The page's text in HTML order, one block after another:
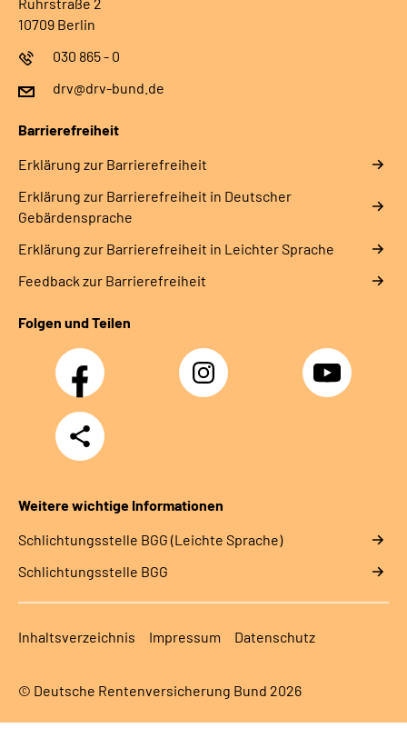
10709 Berlin
030 865 - 0
drv@drv-bund.de
Barrierefreiheit
Erklärung zur Barrierefreiheit
Erklärung zur Barrierefreiheit in Deutscher
Gebärdensprache
Erklärung zur Barrierefreiheit in Leichter Sprache
Feedback zur Barrierefreiheit
Folgen und Teilen
Facebook Instagram YouTube
Teilen
Weitere wichtige Informationen
Schlich­tungs­stel­le BGG (Leichte Sprache)
Schlich­tungs­stel­le BGG
Inhaltsverzeichnis Impressum Datenschutz
© Deutsche Rentenversicherung Bund 2026